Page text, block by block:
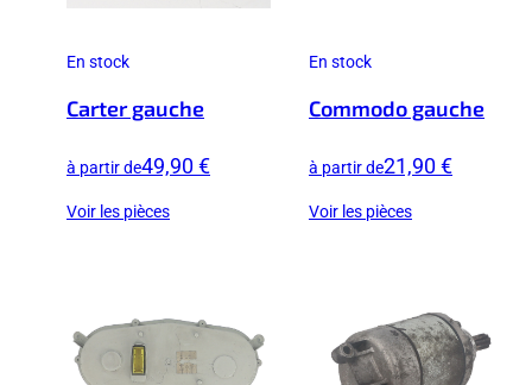
En stock
Carter gauche
à partir de49,90 €
Voir les pièces
En stock
Commodo gauche
à partir de21,90 €
Voir les pièces